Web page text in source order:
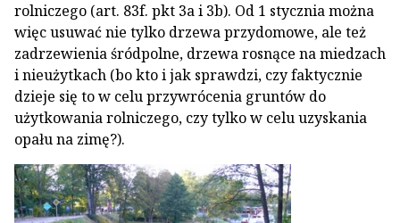
rolniczego (art. 83f. pkt 3a i 3b). Od 1 stycznia można
więc usuwać nie tylko drzewa przydomowe, ale też
zadrzewienia śródpolne, drzewa rosnące na miedzach
i nieużytkach (bo kto i jak sprawdzi, czy faktycznie
dzieje się to w celu przywrócenia gruntów do
użytkowania rolniczego, czy tylko w celu uzyskania
opału na zimę?).